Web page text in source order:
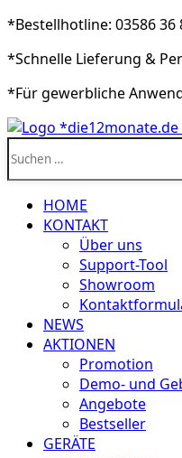
*Bestellhotline: 03586 36
*Schnelle Lieferung &
*Für gewerbliche
nach:
HOME
KONTAKT
Über uns
Support-Tool
Showroom
NEWS
AKTIONEN
Promotion
Demo- und
Angebote
Bestseller
GERÄTE